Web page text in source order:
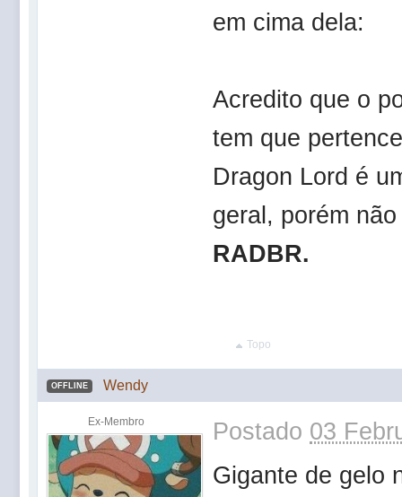
em cima dela:
Acredito que o
tem que
Dragon Lord é
geral, porém
RADBR.
Topo
OFFLINE Wendy
Ex-Membro Postado 03
Gigante de gelo